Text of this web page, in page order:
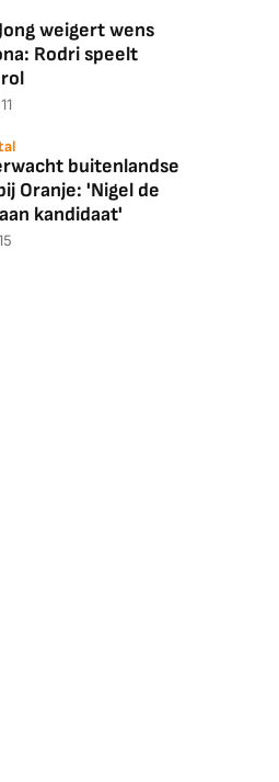
weigert wens
Rodri speelt
buitenlandse
Oranje: 'Nigel de
kandidaat'